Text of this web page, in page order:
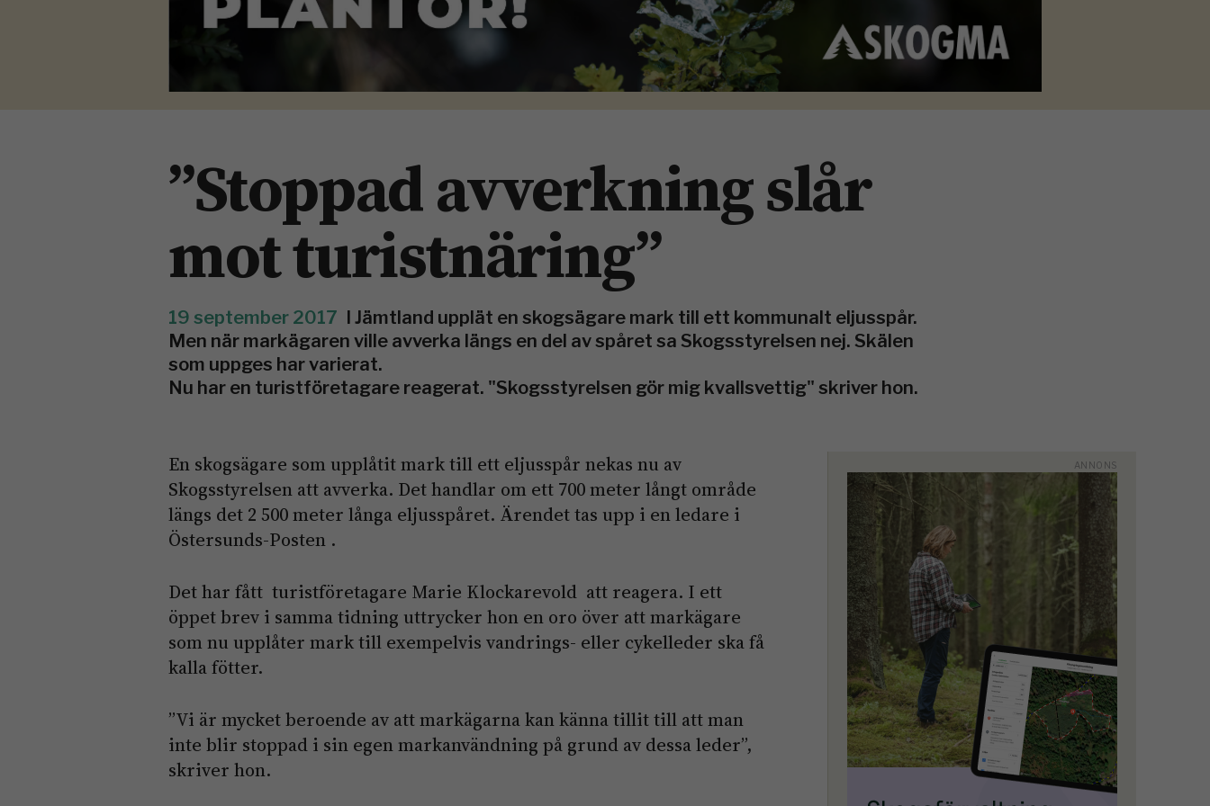
”Stoppad avverkning slår
mot turistnäring”
19 september 2017 I Jämtland upplät en skogsägare mark till ett kommunalt eljusspår.
Men när markägaren ville avverka längs en del av spåret sa Skogsstyrelsen nej. Skälen
som uppges har varierat.
Nu har en turistföretagare reagerat. "Skogsstyrelsen gör mig kvallsvettig" skriver hon.
En skogsägare som upplåtit mark till ett eljusspår nekas nu av
Skogsstyrelsen att avverka. Det handlar om ett 700 meter långt område
längs det 2 500 meter långa eljusspåret. Ärendet tas upp i en ledare i
Östersunds-Posten .
Det har fått turistföretagare Marie Klockarevold att reagera. I ett
öppet brev i samma tidning uttrycker hon en oro över att markägare
som nu upplåter mark till exempelvis vandrings- eller cykelleder ska få
kalla fötter.
”Vi är mycket beroende av att markägarna kan känna tillit till att man
inte blir stoppad i sin egen markanvändning på grund av dessa leder”,
skriver hon.